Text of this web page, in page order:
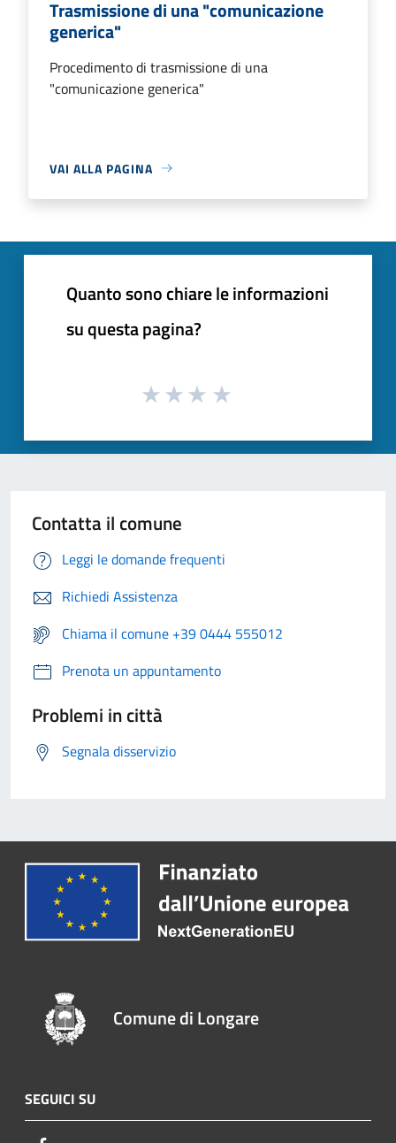
Trasmissione di una "comunicazione
generica"
Procedimento di trasmissione di una
"comunicazione generica"
VAI ALLA PAGINA
Quanto sono chiare le informazioni
su questa pagina?
Contatta il comune
Leggi le domande frequenti
Richiedi Assistenza
Chiama il comune +39 0444 555012
Prenota un appuntamento
Problemi in città
Segnala disservizio
Comune di Longare
SEGUICI SU